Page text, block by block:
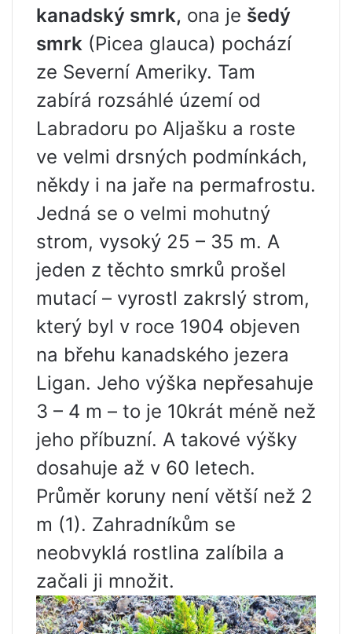
kanadský smrk, ona je šedý
smrk (Picea glauca) pochází
ze Severní Ameriky. Tam
zabírá rozsáhlé území od
Labradoru po Aljašku a roste
ve velmi drsných podmínkách,
někdy i na jaře na permafrostu.
Jedná se o velmi mohutný
strom, vysoký 25 – 35 m. A
jeden z těchto smrků prošel
mutací – vyrostl zakrslý strom,
který byl v roce 1904 objeven
na břehu kanadského jezera
Ligan. Jeho výška nepřesahuje
3 – 4 m – to je 10krát méně než
jeho příbuzní. A takové výšky
dosahuje až v 60 letech.
Průměr koruny není větší než 2
m (1). Zahradníkům se
neobvyklá rostlina zalíbila a
začali ji množit.